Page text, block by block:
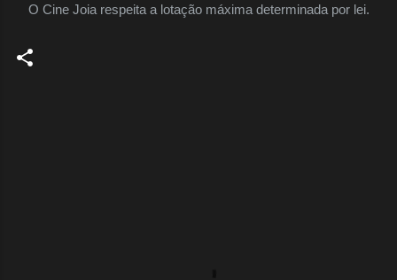
O Cine Joia respeita a lotação máxima determinada por lei.